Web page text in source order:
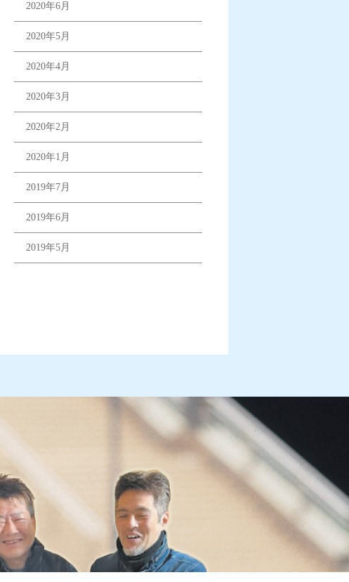
2020年6月
2020年5月
2020年4月
2020年3月
2020年2月
2020年1月
2019年7月
2019年6月
2019年5月